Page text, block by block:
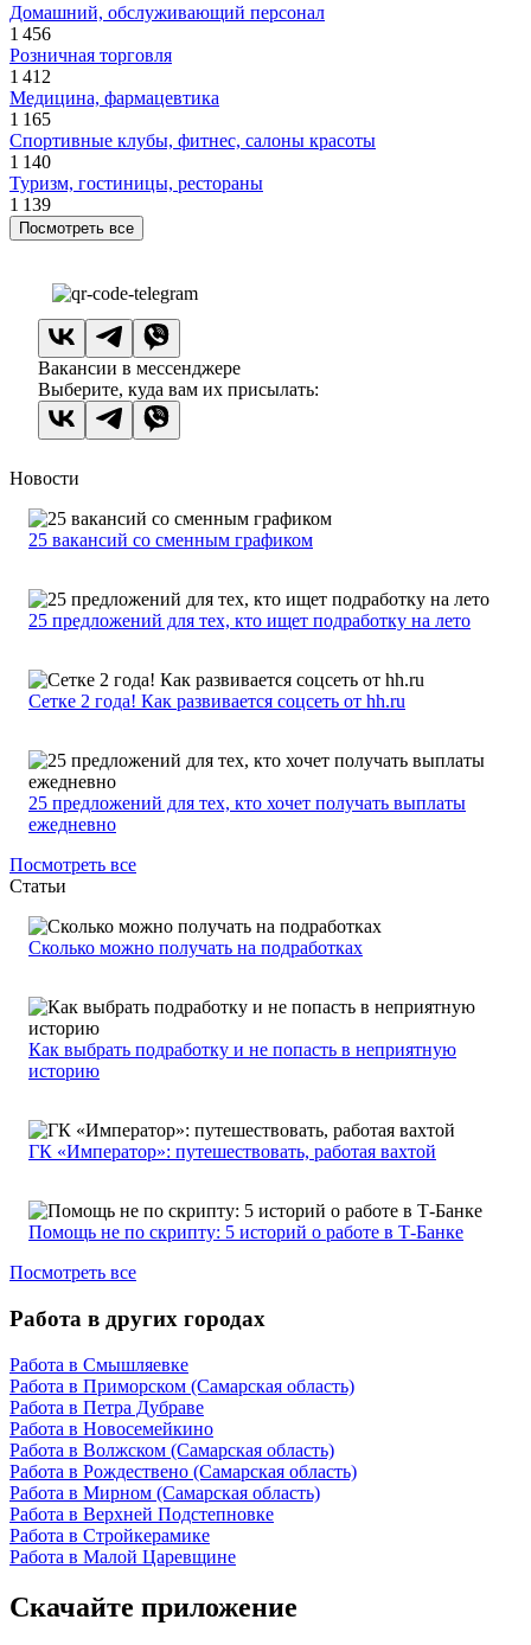
Домашний, обслуживающий персонал
1 456
Розничная торговля
1 412
Медицина, фармацевтика
1 165
Спортивные клубы, фитнес, салоны красоты
1 140
Туризм, гостиницы, рестораны
1 139
Посмотреть все
Вакансии в мессенджере
Выберите, куда вам их присылать:
Новости
25 вакансий со сменным графиком
25 предложений для тех, кто ищет подработку на лето
Сетке 2 года! Как развивается соцсеть от hh.ru
25 предложений для тех, кто хочет получать выплаты
ежедневно
Посмотреть все
Статьи
Сколько можно получать на подработках
Как выбрать подработку и не попасть в неприятную
историю
ГК «Император»: путешествовать, работая вахтой
Помощь не по скрипту: 5 историй о работе в Т-Банке
Посмотреть все
Работа в других городах
Работа в Смышляевке
Работа в Приморском (Самарская область)
Работа в Петра Дубраве
Работа в Новосемейкино
Работа в Волжском (Самарская область)
Работа в Рождествено (Самарская область)
Работа в Мирном (Самарская область)
Работа в Верхней Подстепновке
Работа в Стройкерамике
Работа в Малой Царевщине
Скачайте приложение